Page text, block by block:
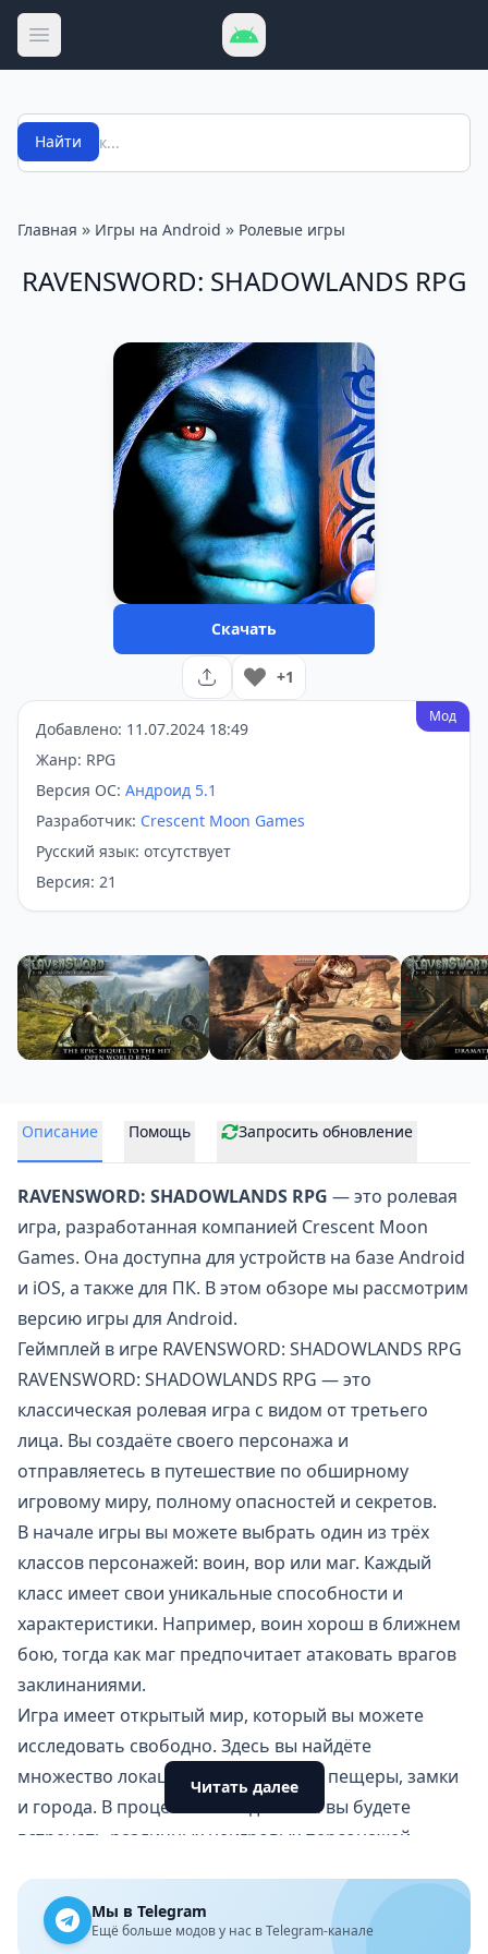
Открыть меню
Поиск
Найти
Главная » Игры на Android » Ролевые игры
RAVENSWORD: SHADOWLANDS RPG
Скачать
+1
Мод
Добавлено: 11.07.2024 18:49
Жанр: RPG
Версия ОС: Андроид 5.1
Разработчик: Crescent Moon Games
Русский язык: отсутствует
Версия: 21
Описание Помощь Запросить обновление
RAVENSWORD: SHADOWLANDS RPG — это ролевая
игра, разработанная компанией Crescent Moon
Games. Она доступна для устройств на базе Android
и iOS, а также для ПК. В этом обзоре мы рассмотрим
версию игры для Android.
Геймплей в игре RAVENSWORD: SHADOWLANDS RPG
RAVENSWORD: SHADOWLANDS RPG — это
классическая ролевая игра с видом от третьего
лица. Вы создаёте своего персонажа и
отправляетесь в путешествие по обширному
игровому миру, полному опасностей и секретов.
В начале игры вы можете выбрать один из трёх
классов персонажей: воин, вор или маг. Каждый
класс имеет свои уникальные способности и
характеристики. Например, воин хорош в ближнем
бою, тогда как маг предпочитает атаковать врагов
заклинаниями.
Игра имеет открытый мир, который вы можете
исследовать свободно. Здесь вы найдёте
множество локаций, таких как леса, пещеры, замки
и города. В процессе исследования вы будете
встречать различных неигровых персонажей,
Боевая система в игре довольно простая, но в то же
время увлекательная. Вы можете использовать
Читать далее
Мы в Telegram
Ещё больше модов у нас в Telegram-канале